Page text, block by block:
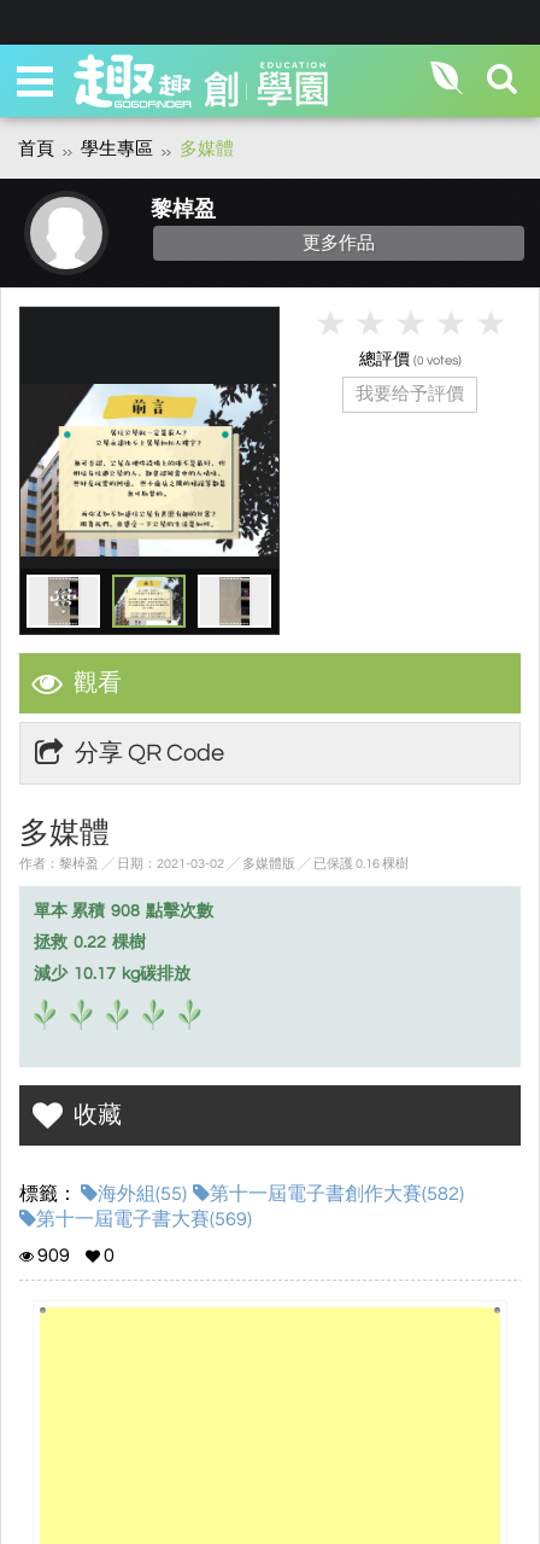
首頁 學生專區 多媒體
黎棹盈
更多作品
觀看
分享 QR Code
多媒體
作者：黎棹盈 ╱ 日期：2021-03-02 ╱ 多媒體版 ╱ 已保護 0.16 棵樹
單本 累積 908 點擊次數
拯救 0.22 棵樹
減少 10.17 kg碳排放
收藏
標籤： 海外組(55)
第十一屆電子書創作大賽(582)
第十一屆電子書大賽(569)
909
0
總評價 (0 votes)
我要给予評價